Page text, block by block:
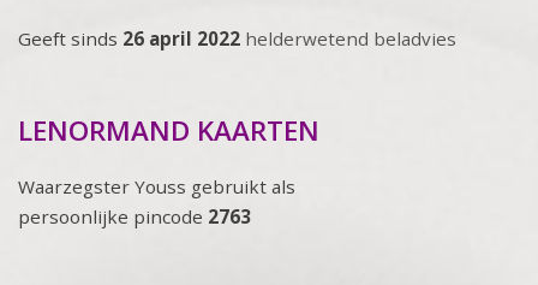
Geeft sinds 26 april 2022 helderwetend beladvies
LENORMAND KAARTEN
Waarzegster Youss gebruikt als
persoonlijke pincode 2763